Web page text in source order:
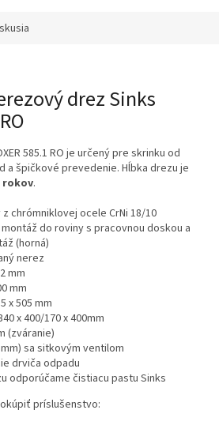
drez Sinks
585.1 RO je určený pre skrinku od
a špičkové prevedenie. Hĺbka drezu je
rokov.
chrómniklovej ocele CrNi 18/10
do roviny s pracovnou doskou a
(horná)
nerez
mm
mm
x 505 mm
x 400/170 x 400mm
(zváranie)
sa sitkovým ventilom
drviča odpadu
odporúčame čistiacu pastu Sinks
príslušenstvo: